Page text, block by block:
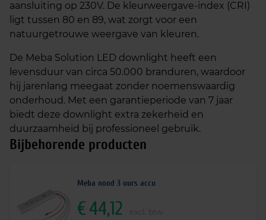
aansluiting op 230V. De kleurweergave-index (CRI)
ligt tussen 80 en 89, wat zorgt voor een
natuurgetrouwe weergave van kleuren.
De Meba Solution LED downlight heeft een
levensduur van circa 50.000 branduren, waardoor
hij jarenlang meegaat zonder noemenswaardig
onderhoud. Met een garantieperiode van 7 jaar
biedt deze downlight extra zekerheid en
duurzaamheid bij professioneel gebruik.
Bijbehorende producten
Meba nood 3 uurs accu
€44,12